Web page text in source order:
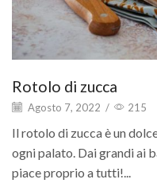
Rotolo di zucca
Agosto 7, 2022 / 215
Il rotolo di zucca è un
ogni palato. Dai grandi ai
piace proprio a tutti!...